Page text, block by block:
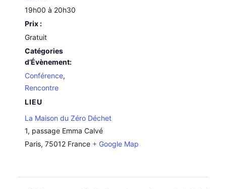
19h00 à 20h30
Prix :
Gratuit
Catégories
d’Évènement:
Conférence,
Rencontre
LIEU
La Maison du Zéro Déchet
1, passage Emma Calvé
Paris, 75012 France + Google Map